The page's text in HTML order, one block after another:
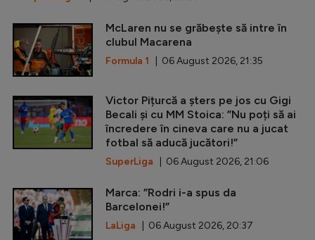
McLaren nu se grăbește să intre în
clubul Macarena
Formula 1 | 06 August 2026, 21:35
Victor Pițurcă a șters pe jos cu Gigi
Becali și cu MM Stoica: ”Nu poți să ai
încredere în cineva care nu a jucat
fotbal să aducă jucători!”
SuperLiga | 06 August 2026, 21:06
Marca: ”Rodri i-a spus da
Barcelonei!”
LaLiga | 06 August 2026, 20:37